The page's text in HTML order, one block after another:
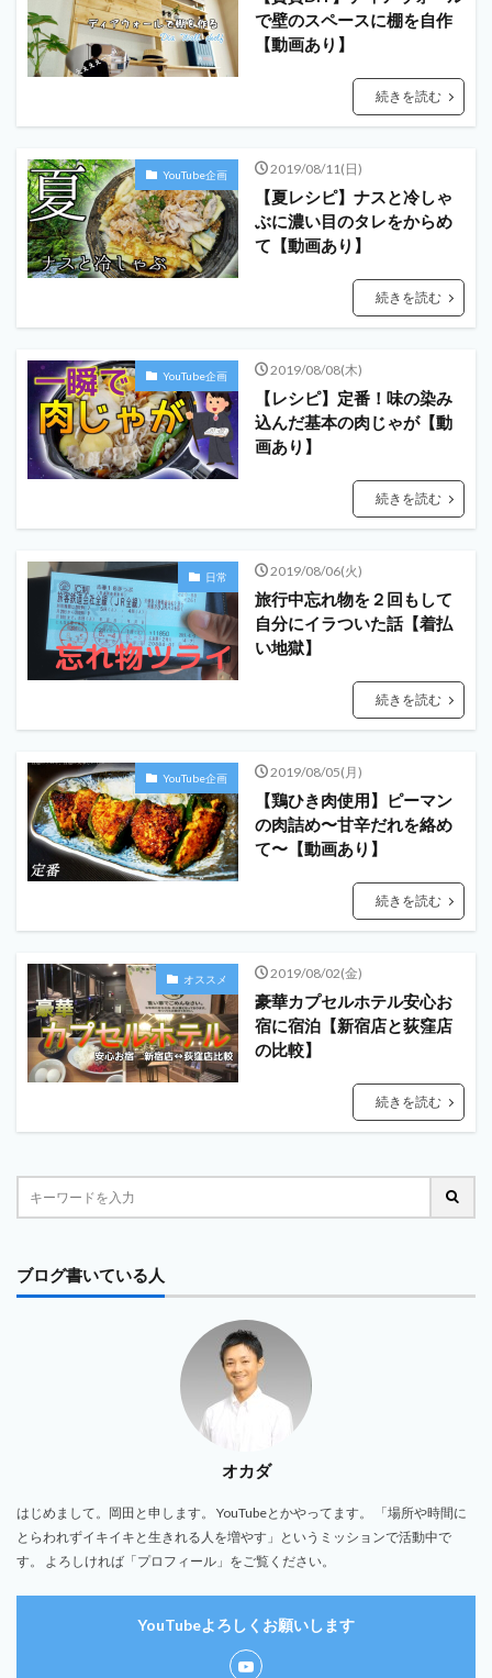
で壁のスペースに棚を自作
【動画あり】
続きを読む
YouTube企画 2019/08/11(日)
【夏レシピ】ナスと冷しゃ
ぶに濃い目のタレをからめ
て【動画あり】
続きを読む
YouTube企画 2019/08/08(木)
【レシピ】定番！味の染み
込んだ基本の肉じゃが【動
画あり】
続きを読む
日常 2019/08/06(火)
旅行中忘れ物を２回もして
自分にイラついた話【着払
い地獄】
続きを読む
YouTube企画 2019/08/05(月)
【鶏ひき肉使用】ピーマン
の肉詰め〜甘辛だれを絡め
て〜【動画あり】
続きを読む
オススメ 2019/08/02(金)
豪華カプセルホテル安心お
宿に宿泊【新宿店と荻窪店
の比較】
続きを読む
ブログ書いている人
オカダ
はじめまして。岡田と申します。 YouTubeとかやってます。 「場所や時間に
とらわれずイキイキと生きれる人を増やす」というミッションで活動中で
す。 よろしければ「プロフィール」をご覧ください。
YouTubeよろしくお願いします